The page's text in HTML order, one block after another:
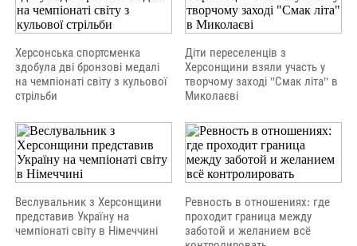
Херсонська спортсменка
здобула дві бронзові медалі
на чемпіонаті світу з кульової
стрільби
Діти переселенців з
Херсонщини взяли участь у
творчому заході "Смак літа" в
Миколаєві
Веслувальник з Херсонщини
представив Україну на
чемпіонаті світу в Німеччині
Ревность в отношениях: где
проходит граница между
заботой и желанием всё